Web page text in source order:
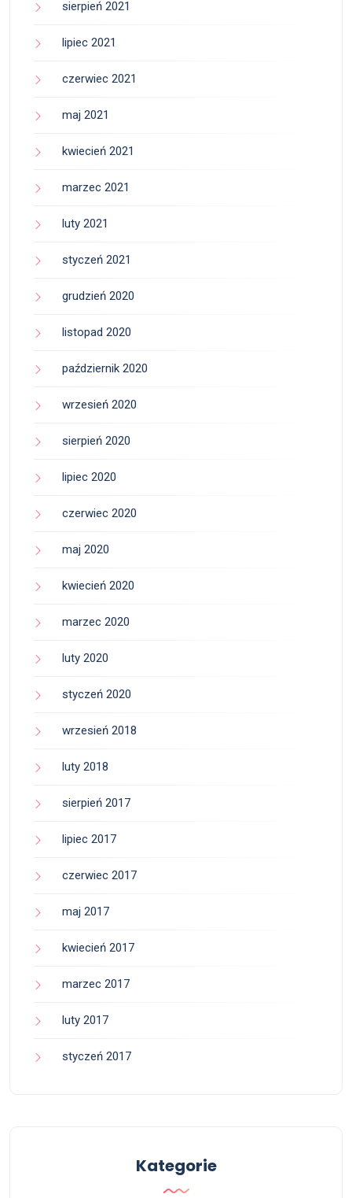
sierpień 2021
lipiec 2021
czerwiec 2021
maj 2021
kwiecień 2021
marzec 2021
luty 2021
styczeń 2021
grudzień 2020
listopad 2020
październik 2020
wrzesień 2020
sierpień 2020
lipiec 2020
czerwiec 2020
maj 2020
kwiecień 2020
marzec 2020
luty 2020
styczeń 2020
wrzesień 2018
luty 2018
sierpień 2017
lipiec 2017
czerwiec 2017
maj 2017
kwiecień 2017
marzec 2017
luty 2017
styczeń 2017
Kategorie